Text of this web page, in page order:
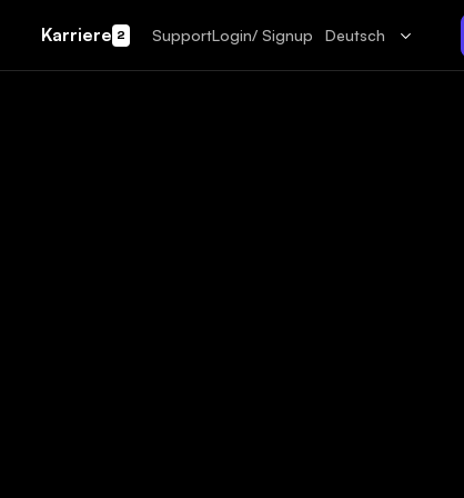
Karriere 2 SupportLogin/ Signup Deutsch